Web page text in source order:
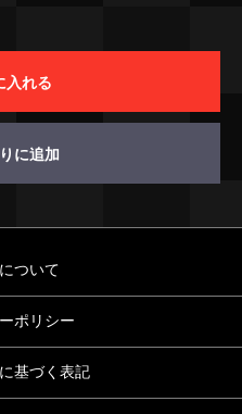
入れる
に追加
ついて
ポリシー
基づく表記